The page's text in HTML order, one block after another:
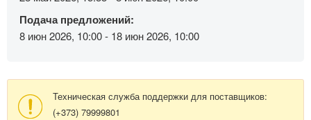
Подача предложений:
8 июн 2026, 10:00 - 18 июн 2026, 10:00
Техническая служба поддержки для поставщиков:
(+373) 79999801